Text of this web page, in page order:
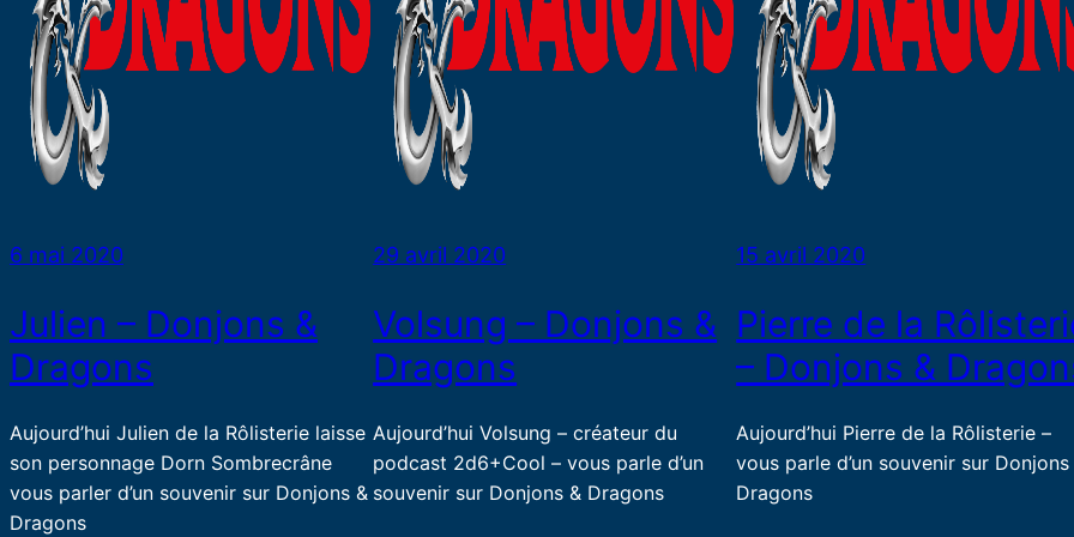
6 mai 2020
Julien – Donjons &
Dragons
Aujourd’hui Julien de la Rôlisterie laisse
son personnage Dorn Sombrecrâne
vous parler d’un souvenir sur Donjons &
Dragons
29 avril 2020
Volsung – Donjons &
Dragons
Aujourd’hui Volsung – créateur du
podcast 2d6+Cool – vous parle d’un
souvenir sur Donjons & Dragons
15 avril 2020
Pierre de la
– Donjons &
Aujourd’hui Pierre de la Rôlisterie –
vous parle d’un souvenir sur Donjons
Dragons